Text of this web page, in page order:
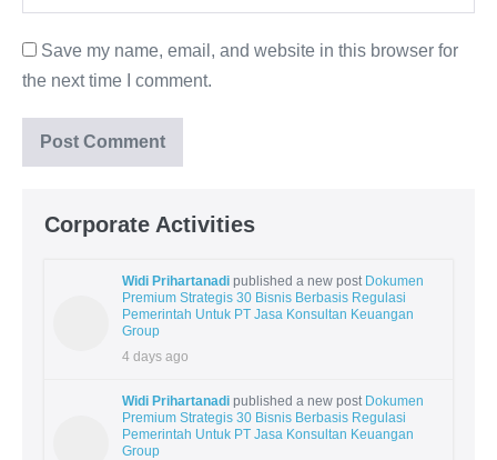
Save my name, email, and website in this browser for
the next time I comment.
Corporate Activities
Widi Prihartanadi published a new post Dokumen
Premium Strategis 30 Bisnis Berbasis Regulasi
Pemerintah Untuk PT Jasa Konsultan Keuangan
Group
4 days ago
Widi Prihartanadi published a new post Dokumen
Premium Strategis 30 Bisnis Berbasis Regulasi
Pemerintah Untuk PT Jasa Konsultan Keuangan
Group